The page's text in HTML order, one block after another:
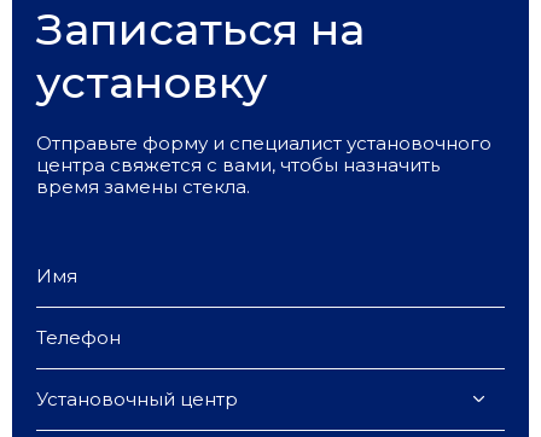
Записаться на
установку
Отправьте форму и специалист установочного
центра свяжется с вами, чтобы назначить
время замены стекла.
Установочный центр